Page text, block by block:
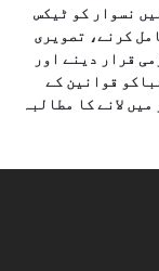
نسوار کو ٹیکس
کرنے، تصویری
قرار دینے اور
قوانین کے
لانے کا مطالبہ